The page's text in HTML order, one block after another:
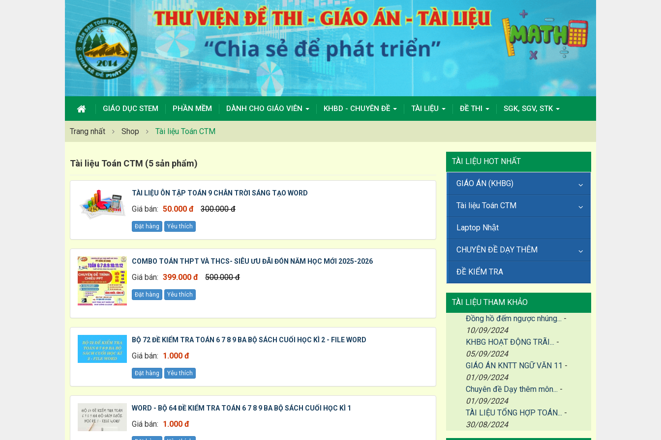
GIÁO DỤC STEM PHẦN MỀM DÀNH CHO GIÁO VIÊN KHBD - CHUYÊN ĐỀ TÀI LIỆU ĐỀ THI SGK, SGV, STK
Trang nhất Shop Tài liệu Toán CTM
Tài liệu Toán CTM (5 sản phẩm)
TÀI LIỆU ÔN TẬP TOÁN 9 CHÂN TRỜI SÁNG TẠO WORD
Giá bán: 50.000 đ 300.000 đ
Đặt hàng Yêu thích
COMBO TOÁN THPT VÀ THCS- SIÊU ƯU ĐÃI ĐÓN NĂM HỌC MỚI 2025-2026
Giá bán: 399.000 đ 500.000 đ
Đặt hàng Yêu thích
BỘ 72 ĐỀ KIỂM TRA TOÁN 6 7 8 9 BA BỘ SÁCH CUỐI HỌC KÌ 2 - FILE WORD
Giá bán: 1.000 đ
Đặt hàng Yêu thích
WORD - BỘ 64 ĐỀ KIỂM TRA TOÁN 6 7 8 9 BA BỘ SÁCH CUỐI HỌC KÌ 1
Giá bán: 1.000 đ
TÀI LIỆU HOT NHẤT
GIÁO ÁN (KHBG)
Tài liệu Toán CTM
Laptop Nhật
CHUYÊN ĐỀ DẠY THÊM
ĐỀ KIỂM TRA
TÀI LIỆU THAM KHẢO
Đồng hồ đếm ngược nhúng... -
10/09/2024
KHBG HOẠT ĐỘNG TRÃI... -
05/09/2024
GIÁO ÁN KNTT NGỮ VĂN 11 -
01/09/2024
Chuyên đề Dạy thêm môn... -
01/09/2024
TÀI LIỆU TỔNG HỢP TOÁN... -
30/08/2024